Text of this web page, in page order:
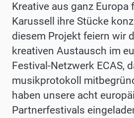
Kreative aus ganz Europa
Karussell ihre Stücke
diesem Projekt feiern wir
kreativen Austausch im
Festival-Netzwerk ECAS,
musikprotokoll
haben unsere acht
Partnerfestivals